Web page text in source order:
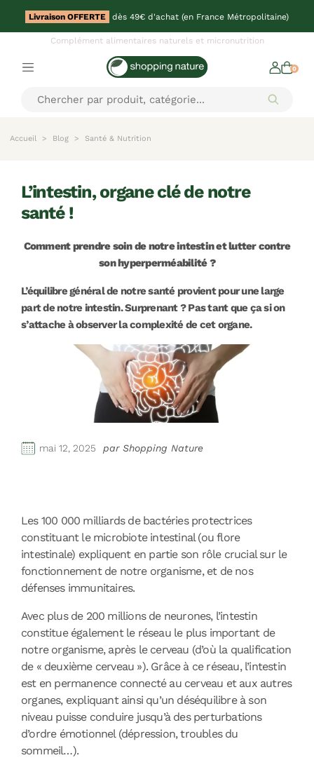
Livraison OFFERTE dès 49€ d'achat (en France Métropolitaine)
Complément alimentaires naturels et micronutrition
0
Accueil Blog Santé & Nutrition
l’intestin, organe clé de notre
santé !
Comment prendre soin de notre intestin et lutter contre
son hyperperméabilité ?
L’équilibre général de notre santé provient pour une large
part de notre intestin. Surprenant ? Pas tant que ça si on
s’attache à observer la complexité de cet organe.
mai 12, 2025 par Shopping Nature
Les 100 000 milliards de bactéries protectrices
constituant le microbiote intestinal (ou flore
intestinale) expliquent en partie son rôle crucial sur le
fonctionnement de notre organisme, et de nos
défenses immunitaires.
Avec plus de 200 millions de neurones, l’intestin
constitue également le réseau le plus important de
notre organisme, après le cerveau (d’où la qualification
de « deuxième cerveau »). Grâce à ce réseau, l’intestin
est en permanence connecté au cerveau et aux autres
organes, expliquant ainsi qu’un déséquilibre à son
niveau puisse conduire jusqu’à des perturbations
d’ordre émotionnel (dépression, troubles du
sommeil…).